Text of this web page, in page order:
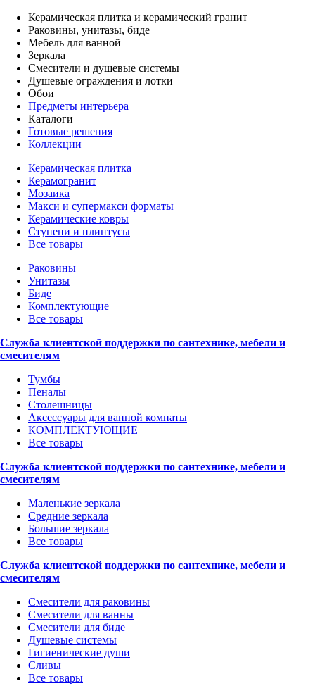
Керамическая плитка и керамический гранит
Раковины, унитазы, биде
Мебель для ванной
Зеркала
Смесители и душевые системы
Душевые ограждения и лотки
Обои
Предметы интерьера
Каталоги
Готовые решения
Коллекции
Керамическая плитка
Керамогранит
Мозаика
Макси и супермакси форматы
Керамические ковры
Ступени и плинтусы
Все товары
Раковины
Унитазы
Биде
Комплектующие
Все товары
Служба клиентской поддержки по сантехнике, мебели и
смесителям
Тумбы
Пеналы
Столешницы
Аксессуары для ванной комнаты
КОМПЛЕКТУЮЩИЕ
Все товары
Служба клиентской поддержки по сантехнике, мебели и
смесителям
Маленькие зеркала
Средние зеркала
Большие зеркала
Все товары
Служба клиентской поддержки по сантехнике, мебели и
смесителям
Смесители для раковины
Смесители для ванны
Смесители для биде
Душевые системы
Гигиенические души
Сливы
Все товары